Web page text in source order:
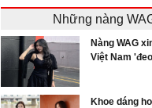
Những nàng
Nàng WAG
Việt Nam
Khoe dáng